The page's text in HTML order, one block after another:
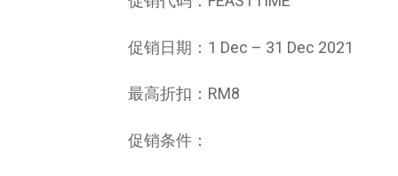
促销日期：1 Dec – 31 Dec 2021
最高折扣：RM8
促销条件：